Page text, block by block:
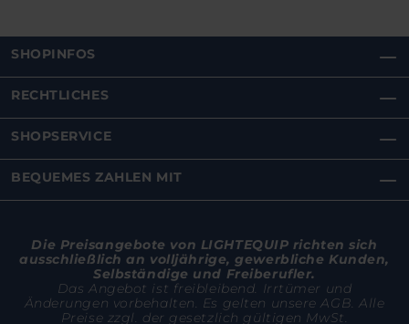
SHOPINFOS
RECHTLICHES
SHOPSERVICE
BEQUEMES ZAHLEN MIT
Die Preisangebote von LIGHTEQUIP richten sich
ausschließlich an volljährige, gewerbliche Kunden,
Selbständige und Freiberufler.
Das Angebot ist freibleibend. Irrtümer und
Änderungen vorbehalten. Es gelten unsere AGB. Alle
Preise zzgl. der gesetzlich gültigen MwSt.